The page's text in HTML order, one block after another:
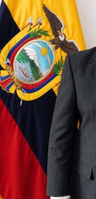
Porque todavía faltan
El regreso al
se detuvo
A las cinco de la tarde
habitantes comenzaron
lugar donde hace
con una fuerza capaz
Algunos abrazaban a
como quien ha
cuestión de segundos.
de los arboles. Sobre
observarse las